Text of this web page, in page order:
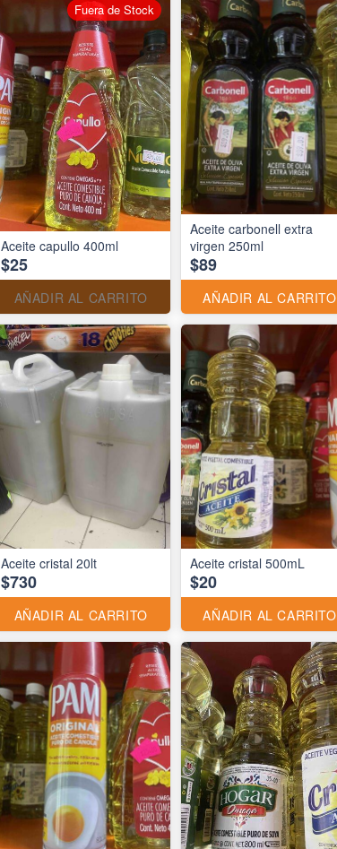
Aceite capullo 400ml
$25
AÑADIR AL CARRITO
Fuera de Stock
Aceite carbonell extra
virgen 250ml
$89
AÑADIR AL CARRITO
Aceite cristal 20lt
$730
AÑADIR AL CARRITO
Aceite cristal 500mL
$20
AÑADIR AL CARRITO